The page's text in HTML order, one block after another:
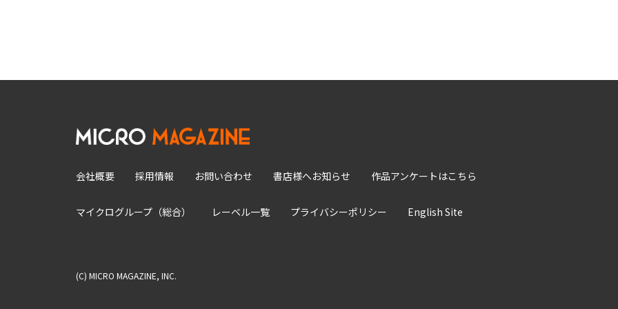
会社概要 採用情報 お問い合わせ 書店様へお知らせ 作品アンケートはこちら
マイクログループ（総合） レーベル一覧 プライバシーポリシー English Site
(C) MICRO MAGAZINE, INC.